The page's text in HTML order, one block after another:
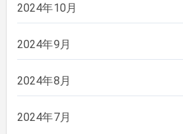
2024年10月
2024年9月
2024年8月
2024年7月